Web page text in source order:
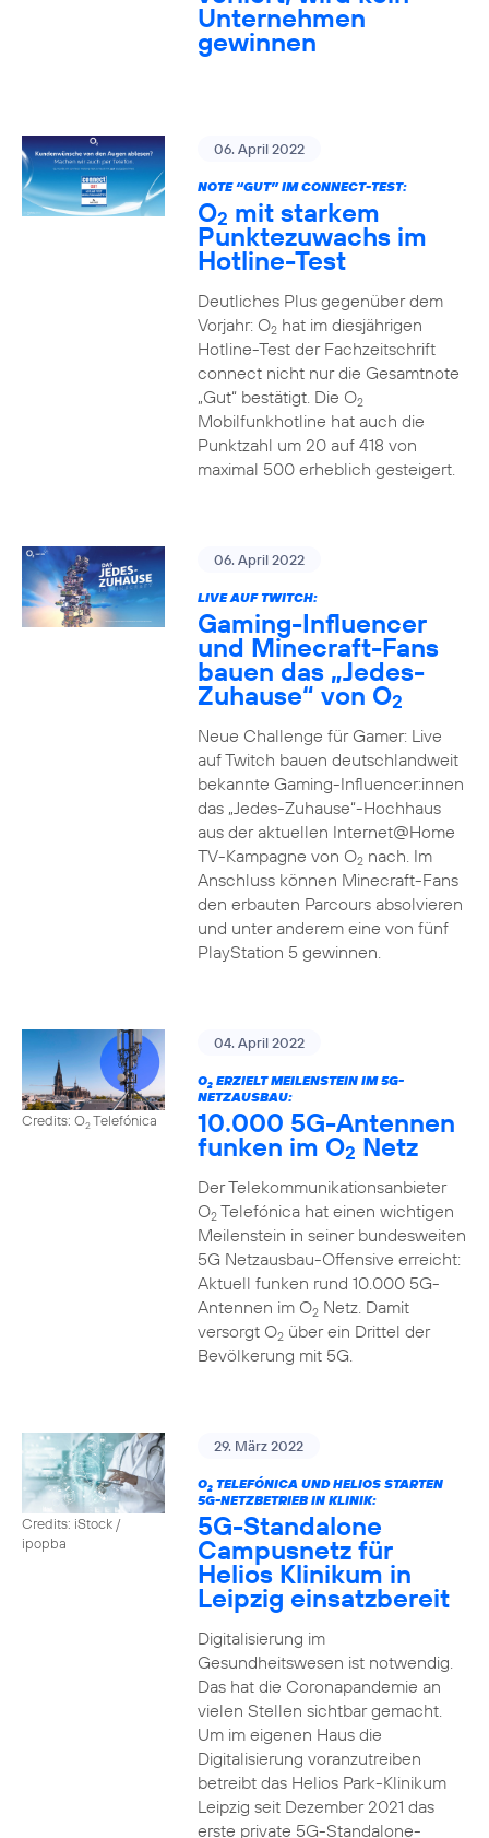
Unternehmen
gewinnen
06. April 2022
NOTE “GUT” IM CONNECT-TEST:
O2 mit starkem
Punktezuwachs im
Hotline-Test
Deutliches Plus gegenüber dem
Vorjahr: O2hat im diesjährigen
Hotline-Test der Fachzeitschrift
connect nicht nur die Gesamtnote
„Gut“ bestätigt. Die O2
Mobilfunkhotline hat auch die
Punktzahl um 20 auf 418 von
maximal 500 erheblich gesteigert.
06. April 2022
LIVE AUF TWITCH:
Gaming-Influencer
und Minecraft-Fans
bauen das „Jedes-
Zuhause“ von O2
Neue Challenge für Gamer: Live
auf Twitch bauen deutschlandweit
bekannte Gaming-Influencer:innen
das „Jedes-Zuhause“-Hochhaus
aus der aktuellen Internet@Home
TV-Kampagne von O2nach. Im
Anschluss können Minecraft-Fans
den erbauten Parcours absolvieren
und unter anderem eine von fünf
PlayStation 5 gewinnen.
Credits: O2Telefónica
04. April 2022
O2ERZIELT MEILENSTEIN IM 5G-
NETZAUSBAU:
10.000 5G-Antennen
funken im O2 Netz
Der Telekommunikationsanbieter
O2Telefónica hat einen wichtigen
Meilenstein in seiner bundesweiten
5G Netzausbau-Offensive erreicht:
Aktuell funken rund 10.000 5G-
Antennen im O2Netz. Damit
versorgt O2über ein Drittel der
Bevölkerung mit 5G.
Credits: iStock /
ipopba
29. März 2022
O2TELEFÓNICA UND HELIOS STARTEN
5G-NETZBETRIEB IN KLINIK:
5G-Standalone
Campusnetz für
Helios Klinikum in
Leipzig einsatzbereit
Digitalisierung im
Gesundheitswesen ist notwendig.
Das hat die Coronapandemie an
vielen Stellen sichtbar gemacht.
Um im eigenen Haus die
Digitalisierung voranzutreiben
betreibt das Helios Park-Klinikum
Leipzig seit Dezember 2021 das
erste private 5G-Standalone-